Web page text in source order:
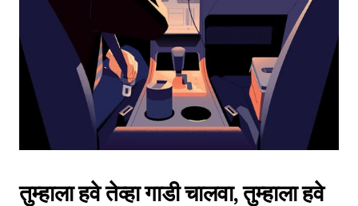
the
calendar.
तुम्हाला हवे तेव्हा गाडी चालवा, तुम्हाला हवे